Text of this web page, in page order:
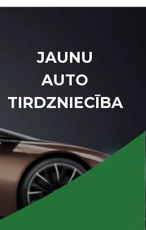
JAUNU
AUTO
TIRDZNIECĪBA